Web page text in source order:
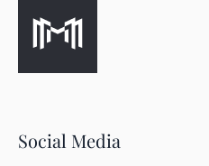
Social Media